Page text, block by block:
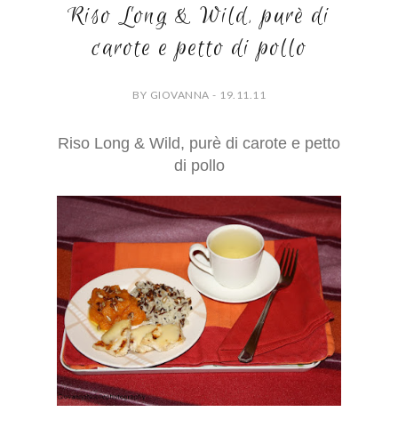
Riso Long & Wild, purè di
carote e petto di pollo
BY GIOVANNA - 19.11.11
Riso Long & Wild, purè di carote e petto
di pollo